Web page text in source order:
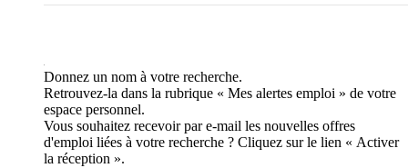
Donnez un nom à votre recherche.
Retrouvez-la dans la rubrique « Mes alertes emploi » de votre
espace personnel.
Vous souhaitez recevoir par e-mail les nouvelles offres
d'emploi liées à votre recherche ? Cliquez sur le lien « Activer
la réception ».